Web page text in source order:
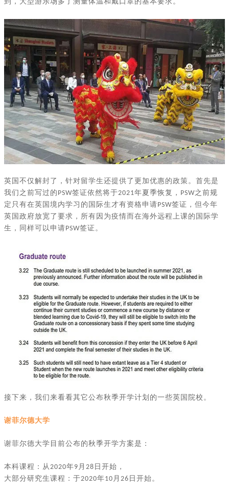
英国不仅解封了，针对留学生还提供了更加优惠的政策。首先是
我们之前写过的 PSW签证依然将于2021年夏季恢复， PSW之前规
定只有在英国境内学习的国际生才有资格申请 PSW签证，但今年
英国政府放宽了要求，所有因为疫情而在海外远程上课的国际学
生，同样可以申请 PSW签证。
接下来，我们来看看其它公布秋季开学计划的一些英国院校 。
谢菲尔德大学
谢菲尔德大学目前公布的秋季开学方案是：
本科课程：从 2020年9 月 28 日开始，
大部分研究生课程：于2020年10 月 26 日开始。